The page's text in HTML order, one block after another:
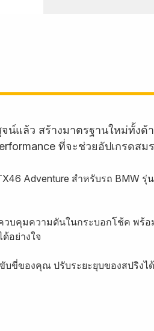
น์แล้ว สร้างมาตรฐานใหม่ทั้ง
ที่จะช่วยอัปเกรดส
Adventure สำหรับรถ BMW รุ่น
วบคุมความดันในกระบอกโช้ค พร้
อย่างใจ
ขี่ของคุณ ปรับระยะยุบของสปริง